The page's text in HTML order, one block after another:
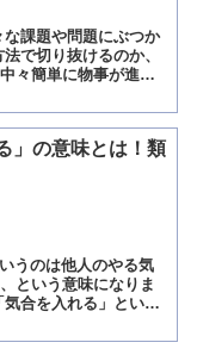
な課題や問題にぶつか
で切り抜けるのか、
々簡単に物事が進ま
」の意味とは！類
うのは他人のやる気
という意味になりま
合を入れる」という